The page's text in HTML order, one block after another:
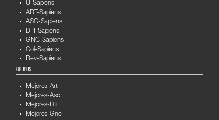
U-Sapiens
ART-Sapiens
ASC-Sapiens
DTI-Sapiens
GNC-Sapiens
Col-Sapiens
Rev-Sapiens
GRUPOS
Mejores-Art
Mejores-Asc
Mejores-Dti
Mejores-Gnc